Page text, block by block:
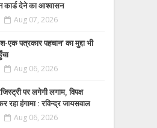
कार्ड देने का आश्वासन
Aug 07, 2026
पत्रकार पहचान’ का मुद्दा भी
Aug 06, 2026
पर लगेगी लगाम, विपक्ष
रहा हंगामा : रविन्द्र जायसवाल
Aug 06, 2026